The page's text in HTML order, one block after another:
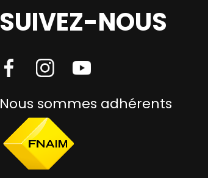
SUIVEZ-NOUS
Nous sommes adhérents